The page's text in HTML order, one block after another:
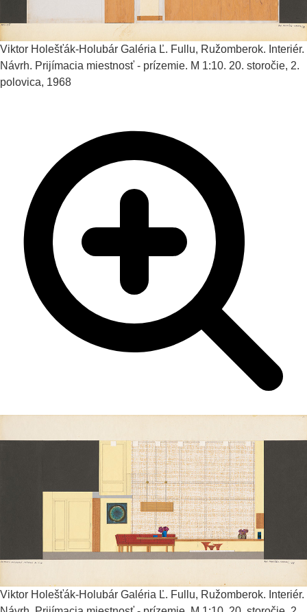
Viktor Holešťák-Holubár Galéria Ľ. Fullu, Ružomberok. Interiér.
Návrh. Prijímacia miestnosť - prízemie. M 1:10. 20. storočie, 2.
polovica, 1968
Viktor Holešťák-Holubár Galéria Ľ. Fullu, Ružomberok. Interiér.